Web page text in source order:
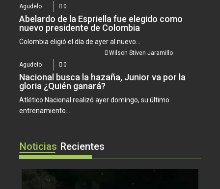
Agudelo 0
Abelardo de la Espriella fue elegido como
nuevo presidente de Colombia
Colombia eligió el día de ayer al nuevo...
Wilson Stiven Jaramillo
Agudelo
0
Nacional busca la hazaña, Junior va por la
gloria ¿Quién ganará?
Atlético Nacional realizó ayer domingo, su último
entrenamiento...
Noticias Recientes